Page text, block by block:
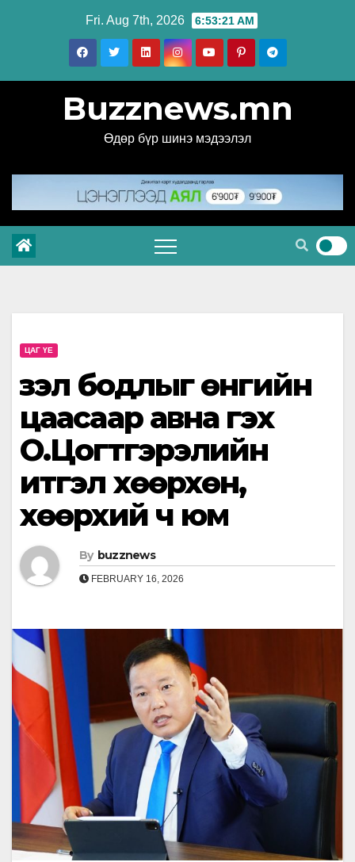
Fri. Aug 7th, 2026 6:53:22 AM
Buzznews.mn
Өдөр бүр шинэ мэдээлэл
ЦАГ ҮЕ
Үзэл бодлыг өнгийн
цаасаар авна гэх
О.Цогтгэрэлийн
итгэл хөөрхөн,
хөөрхий ч юм
By buzznews
FEBRUARY 16, 2026